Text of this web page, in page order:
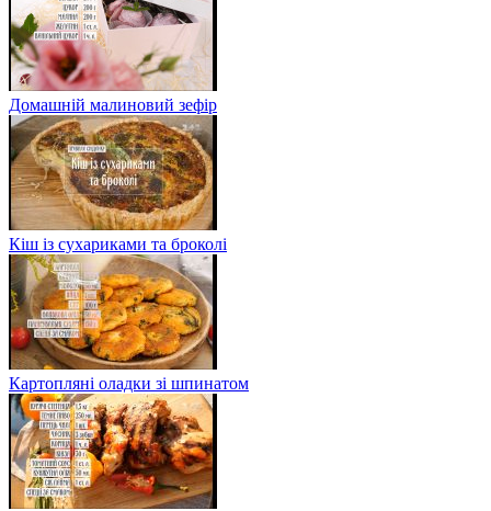
Домашній малиновий зефір
Кіш із сухариками та броколі
Картопляні оладки зі шпинатом